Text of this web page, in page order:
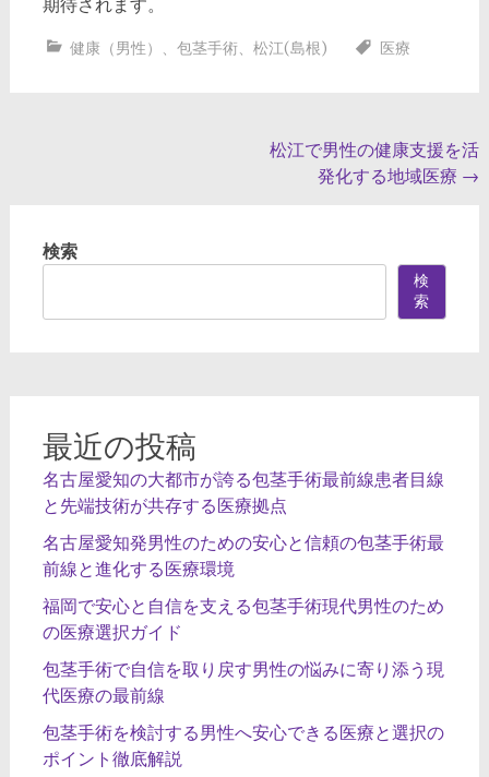
期待されます。
健康（男性） 、 包茎手術、 松江(島根) 医療
松江で男性の健康支援を活
発化する地域医療 →
検索
検
索
最近の投稿
名古屋愛知の大都市が誇る包茎手術最前線患者目線
と先端技術が共存する医療拠点
名古屋愛知発男性のための安心と信頼の包茎手術最
前線と進化する医療環境
福岡で安心と自信を支える包茎手術現代男性のため
の医療選択ガイド
包茎手術で自信を取り戻す男性の悩みに寄り添う現
代医療の最前線
包茎手術を検討する男性へ安心できる医療と選択の
ポイント徹底解説